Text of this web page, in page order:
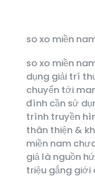
so xo miền
so xo miền
dụng giải trí
chuyển tới
đình cần sử
trình truyền
thân thiện &
miền nam
giả là nguồn
triệu gắng giới